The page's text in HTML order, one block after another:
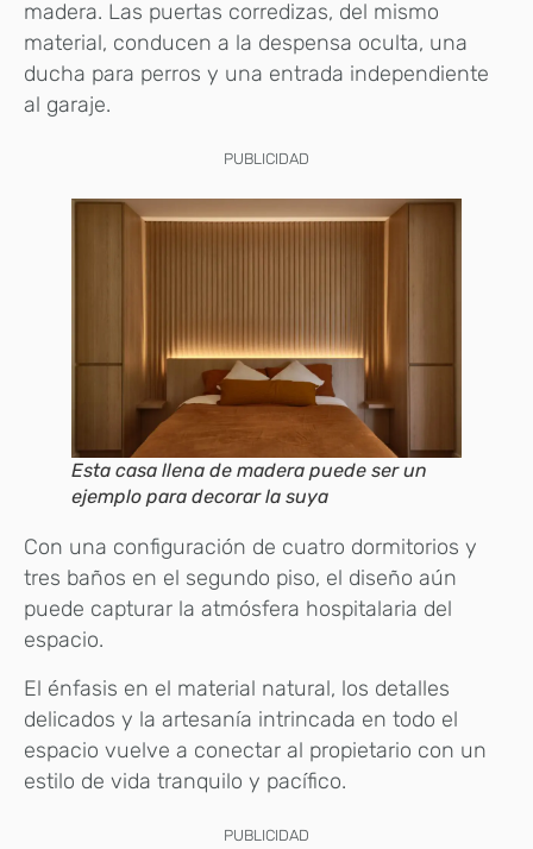
madera. Las puertas corredizas, del mismo
material, conducen a la despensa oculta, una
ducha para perros y una entrada independiente
al garaje.
PUBLICIDAD
Esta casa llena de madera puede ser un
ejemplo para decorar la suya
Con una configuración de cuatro dormitorios y
tres baños en el segundo piso, el diseño aún
puede capturar la atmósfera hospitalaria del
espacio.
El énfasis en el material natural, los detalles
delicados y la artesanía intrincada en todo el
espacio vuelve a conectar al propietario con un
estilo de vida tranquilo y pacífico.
PUBLICIDAD